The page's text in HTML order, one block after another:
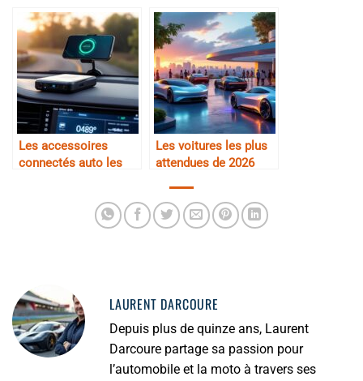
Les accessoires
connectés auto les
Les voitures les plus
attendues de 2026
LAURENT DARCOURE
Depuis plus de quinze ans, Laurent
Darcoure partage sa passion pour
l’automobile et la moto à travers ses